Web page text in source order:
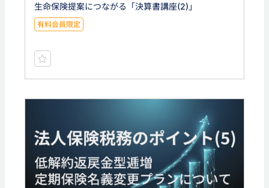
生命保険提案につながる「決算書講座(2)」
有料会員限定